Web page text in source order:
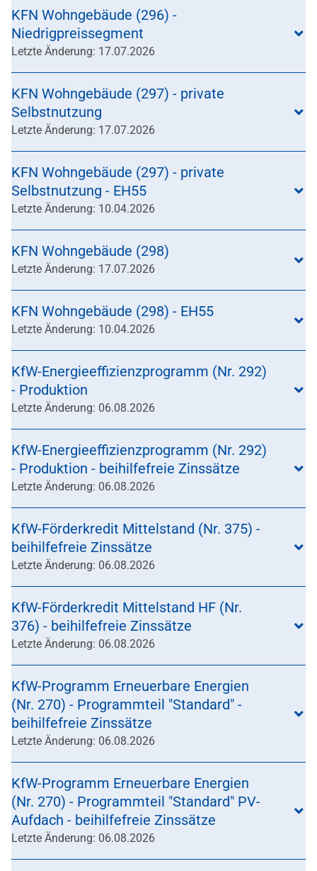
KFN Wohngebäude (296) -
Niedrigpreissegment
Letzte Änderung: 17.07.2026
KFN Wohngebäude (297) - private
Selbstnutzung
Letzte Änderung: 17.07.2026
KFN Wohngebäude (297) - private
Selbstnutzung - EH55
Letzte Änderung: 10.04.2026
KFN Wohngebäude (298)
Letzte Änderung: 17.07.2026
KFN Wohngebäude (298) - EH55
Letzte Änderung: 10.04.2026
KfW-Energieeffizienzprogramm (Nr. 292)
- Produktion
Letzte Änderung: 06.08.2026
KfW-Energieeffizienzprogramm (Nr. 292)
- Produktion - beihilfefreie Zinssätze
Letzte Änderung: 06.08.2026
KfW-Förderkredit Mittelstand (Nr. 375) -
beihilfefreie Zinssätze
Letzte Änderung: 06.08.2026
KfW-Förderkredit Mittelstand HF (Nr.
376) - beihilfefreie Zinssätze
Letzte Änderung: 06.08.2026
KfW-Programm Erneuerbare Energien
(Nr. 270) - Programmteil "Standard" -
beihilfefreie Zinssätze
Letzte Änderung: 06.08.2026
KfW-Programm Erneuerbare Energien
(Nr. 270) - Programmteil "Standard" PV-
Aufdach - beihilfefreie Zinssätze
Letzte Änderung: 06.08.2026